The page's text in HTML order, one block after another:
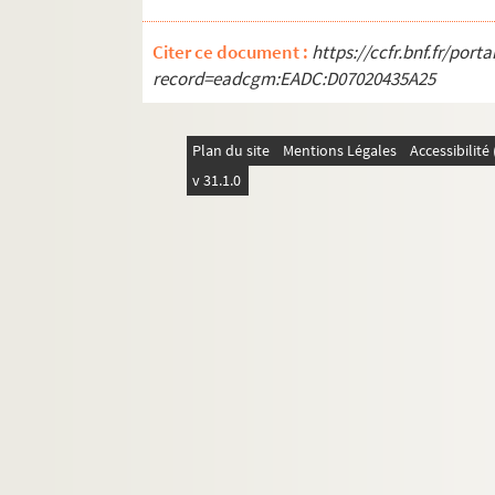
Ms_823. « Bibliotheca Botanica, sive
Ms_1218. Ecrits de la main de Séguier
Ms_75-351. Manuscrits copiés par Séguier.
Ms_29-360. Manucrits René Séguier.
Citer ce document : https://ccfr.bnf.fr/
record=eadcgm:EADC:D07020435A25
Plan du site Mentions Légales
v 31.1.0